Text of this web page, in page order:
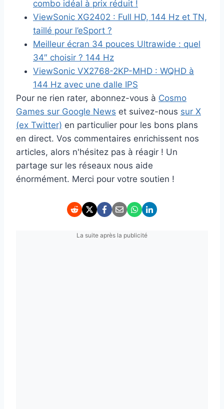
combo idéal à prix réduit !
ViewSonic XG2402 : Full HD, 144 Hz et TN,
taillé pour l’eSport ?
Meilleur écran 34 pouces Ultrawide : quel
34″ choisir ? 144 Hz
ViewSonic VX2768-2KP-MHD : WQHD à
144 Hz avec une dalle IPS
Pour ne rien rater, abonnez-vous à Cosmo
Games sur Google News et suivez-nous sur X
(ex Twitter) en particulier pour les bons plans
en direct. Vos commentaires enrichissent nos
articles, alors n'hésitez pas à réagir ! Un
partage sur les réseaux nous aide
énormément. Merci pour votre soutien !
La suite après la publicité